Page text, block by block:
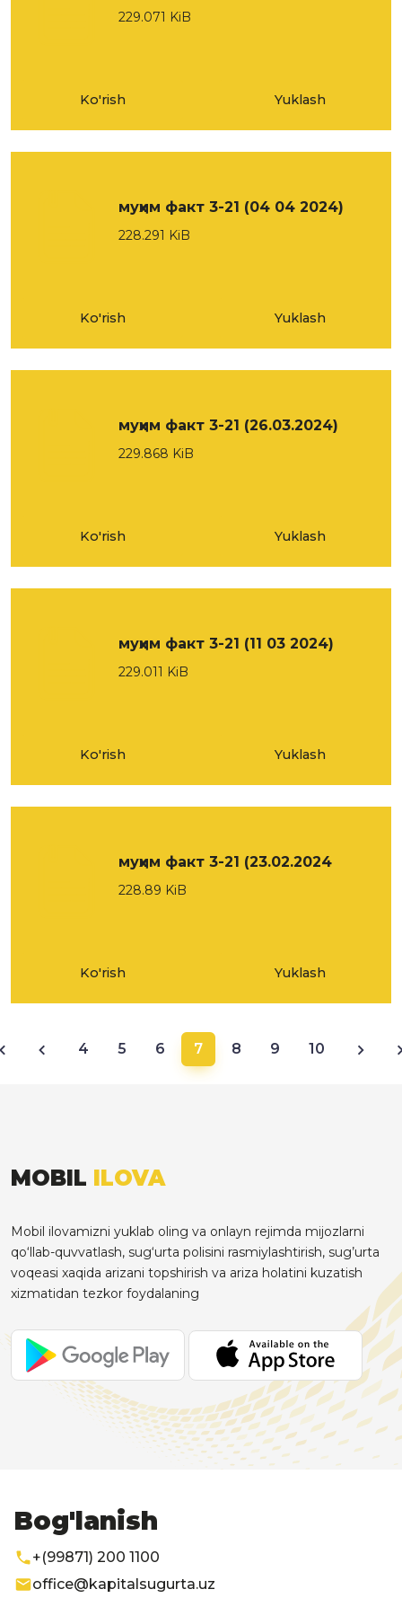
229.071 KiB
Ko'rish Yuklash
муҳим факт 3-21 (04 04 2024)
228.291 KiB
Ko'rish Yuklash
муҳим факт 3-21 (26.03.2024)
229.868 KiB
Ko'rish Yuklash
муҳим факт 3-21 (11 03 2024)
229.011 KiB
Ko'rish Yuklash
муҳим факт 3-21 (23.02.2024
228.89 KiB
Ko'rish Yuklash
4 5 6 7 8 9 10
MOBIL ILOVA
Mobil ilovamizni yuklab oling va onlayn rejimda mijozlarni
qo‘llab-quvvatlash, sug‘urta polisini rasmiylashtirish, sug’urta
voqeasi xaqida arizani topshirish va ariza holatini kuzatish
xizmatidan tezkor foydalaning
Bog'lanish
+(99871) 200 1100
office@kapitalsugurta.uz